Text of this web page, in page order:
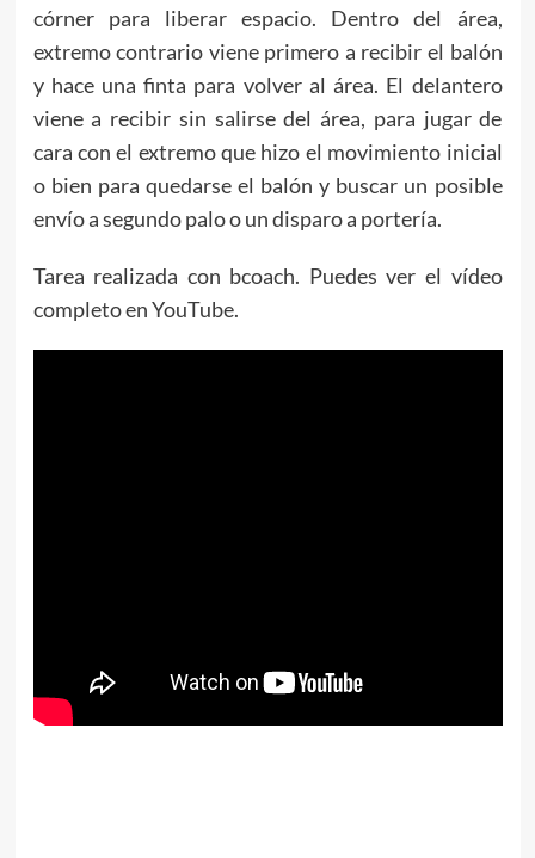
córner para liberar espacio. Dentro del área,
extremo contrario viene primero a recibir el balón
y hace una finta para volver al área. El delantero
viene a recibir sin salirse del área, para jugar de
cara con el extremo que hizo el movimiento inicial
o bien para quedarse el balón y buscar un posible
envío a segundo palo o un disparo a portería.
Tarea realizada con bcoach. Puedes ver el vídeo
completo en YouTube.